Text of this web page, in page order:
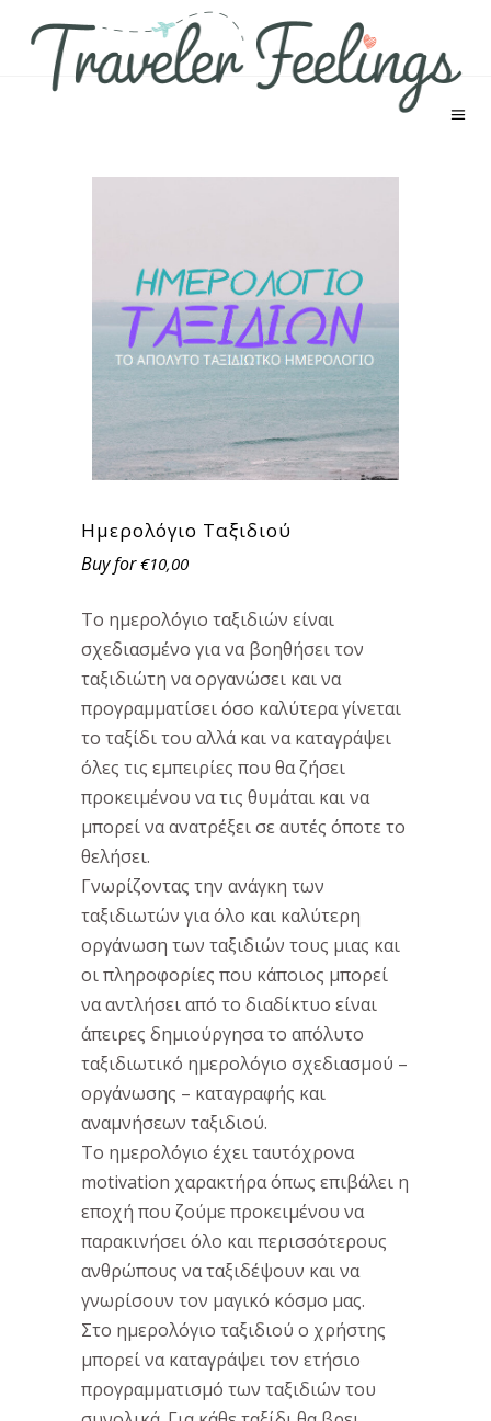
Ημερολόγιο Ταξιδιού
€10,00
Το ημερολόγιο ταξιδιών είναι
σχεδιασμένο για να βοηθήσει τον
ταξιδιώτη να οργανώσει και να
προγραμματίσει όσο καλύτερα γίνεται
το ταξίδι του αλλά και να καταγράψει
όλες τις εμπειρίες που θα ζήσει
προκειμένου να τις θυμάται και να
μπορεί να ανατρέξει σε αυτές όποτε το
θελήσει.
Γνωρίζοντας την ανάγκη των
ταξιδιωτών για όλο και καλύτερη
οργάνωση των ταξιδιών τους μιας και
οι πληροφορίες που κάποιος μπορεί
να αντλήσει από το διαδίκτυο είναι
άπειρες δημιούργησα το απόλυτο
ταξιδιωτικό ημερολόγιο σχεδιασμού –
οργάνωσης – καταγραφής και
αναμνήσεων ταξιδιού.
Το ημερολόγιο έχει ταυτόχρονα
motivation χαρακτήρα όπως επιβάλει η
εποχή που ζούμε προκειμένου να
παρακινήσει όλο και περισσότερους
ανθρώπους να ταξιδέψουν και να
γνωρίσουν τον μαγικό κόσμο μας.
Στο ημερολόγιο ταξιδιού ο χρήστης
μπορεί να καταγράψει τον ετήσιο
προγραμματισμό των ταξιδιών του